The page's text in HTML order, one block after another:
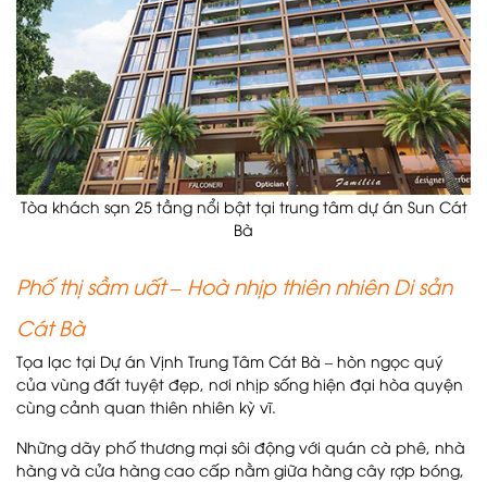
Tòa khách sạn 25 tầng nổi bật tại trung tâm dự án Sun Cát
Bà
Phố thị sầm uất – Hoà nhịp thiên nhiên Di sản
Cát Bà
Tọa lạc tại Dự án Vịnh Trung Tâm Cát Bà – hòn ngọc quý
của vùng đất tuyệt đẹp, nơi nhịp sống hiện đại hòa quyện
cùng cảnh quan thiên nhiên kỳ vĩ.
Những dãy phố thương mại sôi động với quán cà phê, nhà
hàng và cửa hàng cao cấp nằm giữa hàng cây rợp bóng,